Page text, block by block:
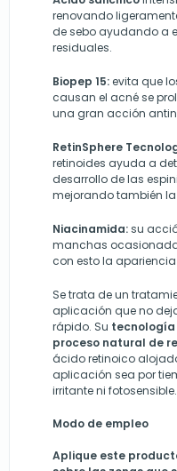
renovando
de sebo ayudando a
residuales.
Biopep 15:evita que
causan el acné se
una gran acción
RetinSphere
retinoides ayuda a
desarrollo de las
mejorando también la
Niacinamida:su
manchas
con esto la
Se trata de un
aplicación que no
rápido. Su tecnología
proceso natural de
ácido retinoico
aplicación sea por
irritante ni fotosensible.
Modo de empleo
Aplique este